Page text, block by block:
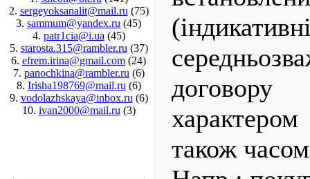
2. sergeyoksanalit@mail.ru (75)
3. sammum@yandex.ru (45)
4. patr1cia@i.ua (45)
5. starosta.315@rambler.ru (37)
6. efrem.irina@gmail.com (24)
7. panochkina@rambler.ru (6)
8. Irisha198769@mail.ru (6)
9. vodolazhskaya@inbox.ru (6)
10. ivan2000@mail.ru (3)
також